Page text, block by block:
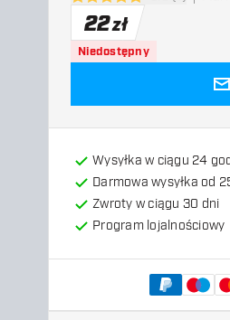
22zł
Niedostępny
Wysyłka w ciągu 24
Darmowa wysyłka od
Zwroty w ciągu 30 dni
Program lojalnościowy